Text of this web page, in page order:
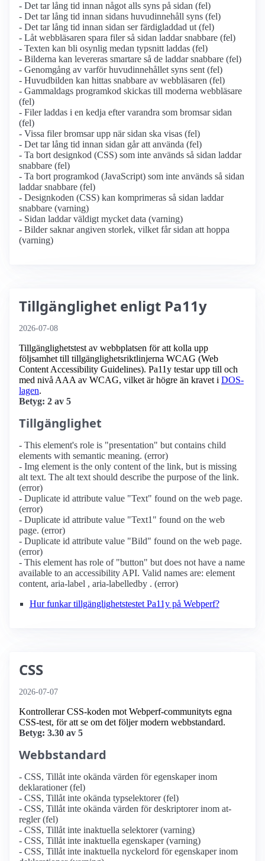
- Det tar lång tid innan något alls syns på sidan (fel)
- Det tar lång tid innan sidans huvudinnehåll syns (fel)
- Det tar lång tid innan sidan ser färdigladdad ut (fel)
- Låt webbläsaren spara filer så sidan laddar snabbare (fel)
- Texten kan bli osynlig medan typsnitt laddas (fel)
- Bilderna kan levereras smartare så de laddar snabbare (fel)
- Genomgång av varför huvudinnehållet syns sent (fel)
- Huvudbilden kan hittas snabbare av webbläsaren (fel)
- Gammaldags programkod skickas till moderna webbläsare
(fel)
- Filer laddas i en kedja efter varandra som bromsar sidan
(fel)
- Vissa filer bromsar upp när sidan ska visas (fel)
- Det tar lång tid innan sidan går att använda (fel)
- Ta bort designkod (CSS) som inte används så sidan laddar
snabbare (fel)
- Ta bort programkod (JavaScript) som inte används så sidan
laddar snabbare (fel)
- Designkoden (CSS) kan komprimeras så sidan laddar
snabbare (varning)
- Sidan laddar väldigt mycket data (varning)
- Bilder saknar angiven storlek, vilket får sidan att hoppa
(varning)
Tillgänglighet enligt Pa11y
2026-07-08
Tillgänglighetstest av webbplatsen för att kolla upp
följsamhet till tillgänglighets­riktlinjerna WCAG (Web
Content Accessibility Guidelines). Pa11y testar upp till och
med nivå AAA av WCAG, vilket är högre än kravet i DOS-
lagen.
Betyg: 2 av 5
Tillgänglighet
- This element's role is "presentation" but contains child
elements with semantic meaning. (error)
- Img element is the only content of the link, but is missing
alt text. The alt text should describe the purpose of the link.
(error)
- Duplicate id attribute value "Text" found on the web page.
(error)
- Duplicate id attribute value "Text1" found on the web
page. (error)
- Duplicate id attribute value "Bild" found on the web page.
(error)
- This element has role of "button" but does not have a name
available to an accessibility API. Valid names are: element
content, aria-label , aria-labelledby . (error)
Hur funkar tillgänglighetstestet Pa11y på Webperf?
CSS
2026-07-07
Kontrollerar CSS-koden mot Webperf-communityts egna
CSS-test, för att se om det följer modern webbstandard.
Betyg: 3.30 av 5
Webbstandard
- CSS, Tillåt inte okända värden för egenskaper inom
deklarationer (fel)
- CSS, Tillåt inte okända typselektorer (fel)
- CSS, Tillåt inte okända värden för deskriptorer inom at-
regler (fel)
- CSS, Tillåt inte inaktuella selektorer (varning)
- CSS, Tillåt inte inaktuella egenskaper (varning)
- CSS, Tillåt inte inaktuella nyckelord för egenskaper inom